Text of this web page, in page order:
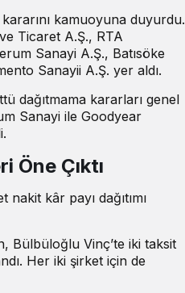
kamuoyuna duyurdu.
Ticaret A.Ş., RTA
Sanayi A.Ş., Batısöke
Sanayii A.Ş. yer aldı.
dağıtmama kararları genel
Sanayi ile Goodyear
Öne Çıktı
kâr payı dağıtımı
Bülbüloğlu Vinç’te iki taksit
Her iki şirket için de